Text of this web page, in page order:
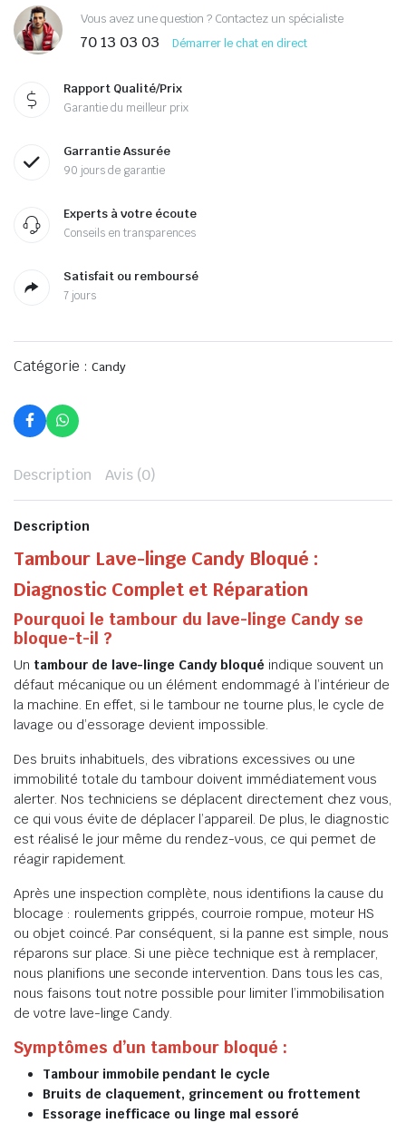
Vous avez une question ? Contactez un spécialiste
70 13 03 03 Démarrer le chat en direct
Rapport Qualité/Prix
Garantie du meilleur prix
Garrantie Assurée
90 jours de garantie
Experts à votre écoute
Conseils en transparences
Satisfait ou remboursé
7 jours
Catégorie : Candy
Description Avis (0)
Description
Tambour Lave-linge Candy Bloqué :
Diagnostic Complet et Réparation
Pourquoi le tambour du lave-linge Candy se
bloque-t-il ?
Un tambour de lave-linge Candy bloqué indique souvent un
défaut mécanique ou un élément endommagé à l’intérieur de
la machine. En effet, si le tambour ne tourne plus, le cycle de
lavage ou d’essorage devient impossible.
Des bruits inhabituels, des vibrations excessives ou une
immobilité totale du tambour doivent immédiatement vous
alerter. Nos techniciens se déplacent directement chez vous,
ce qui vous évite de déplacer l’appareil. De plus, le diagnostic
est réalisé le jour même du rendez-vous, ce qui permet de
réagir rapidement.
Après une inspection complète, nous identifions la cause du
blocage : roulements grippés, courroie rompue, moteur HS
ou objet coincé. Par conséquent, si la panne est simple, nous
réparons sur place. Si une pièce technique est à remplacer,
nous planifions une seconde intervention. Dans tous les cas,
nous faisons tout notre possible pour limiter l’immobilisation
de votre lave-linge Candy.
Symptômes d’un tambour bloqué :
Tambour immobile pendant le cycle
Bruits de claquement, grincement ou frottement
Essorage inefficace ou linge mal essoré